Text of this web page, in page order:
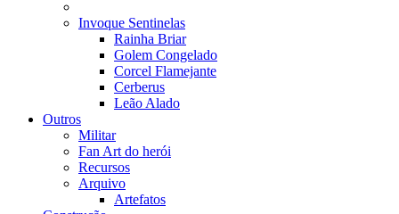
Invoque Sentinelas
Rainha Briar
Golem Congelado
Corcel Flamejante
Cerberus
Leão Alado
Outros
Militar
Fan Art do herói
Recursos
Arquivo
Artefatos